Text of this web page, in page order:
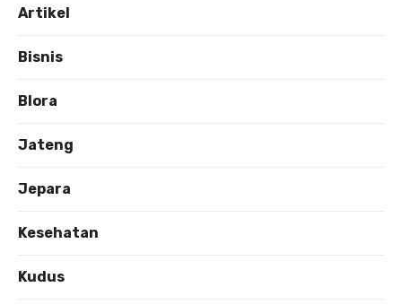
Artikel
Bisnis
Blora
Jateng
Jepara
Kesehatan
Kudus